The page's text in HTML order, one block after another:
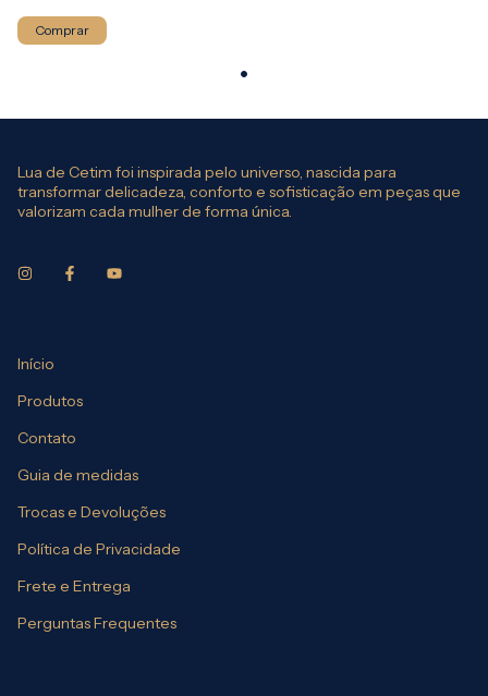
Comprar
Lua de Cetim foi inspirada pelo universo, nascida para
transformar delicadeza, conforto e sofisticação em peças que
valorizam cada mulher de forma única.
Início
Produtos
Contato
Guia de medidas
Trocas e Devoluções
Política de Privacidade
Frete e Entrega
Perguntas Frequentes